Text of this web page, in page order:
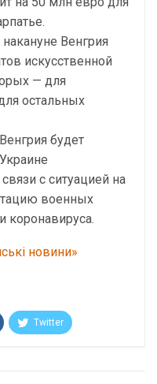
Венгрия
искусственной
— для
остальных
будет
с ситуацией на
военных
коронавируса.
новини»
Twitter